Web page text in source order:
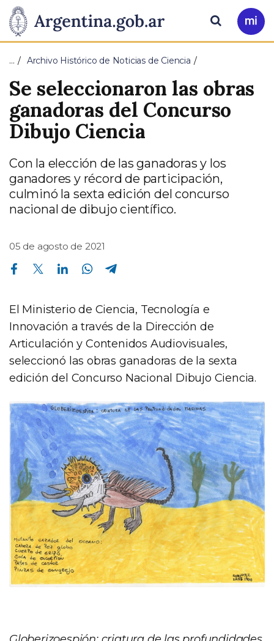
Presidencia
de
la
Nación
Pasar al contenido principal
Ir
a
Buscar
… Archivo Histórico de Noticias de Ciencia
Se seleccionaron las obras
ganadoras del Concurso
Dibujo Ciencia
Con la elección de las ganadoras y los
ganadores y récord de participación,
culminó la sexta edición del concurso
nacional de dibujo científico.
05 de agosto de 2021
Compartir en Facebook Compartir en Twitter Compartir en Linkedin Compartir en Whatsapp
El Ministerio de Ciencia, Tecnología e
Innovación a través de la Dirección de
Articulación y Contenidos Audiovisuales,
seleccionó las obras ganadoras de la sexta
edición del Concurso Nacional Dibujo Ciencia.